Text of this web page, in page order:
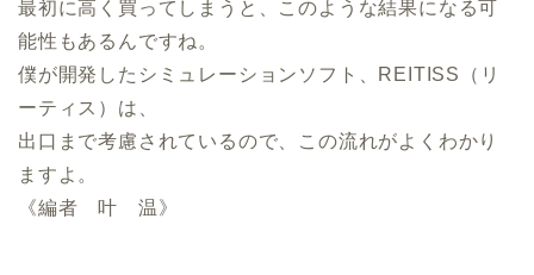
最初に高く買ってしまうと、このような結果になる可
能性もあるんですね。
僕が開発したシミュレーションソフト、REITISS（リ
ーティス）は、
出口まで考慮されているので、この流れがよくわかり
ますよ。
《編者 叶 温》